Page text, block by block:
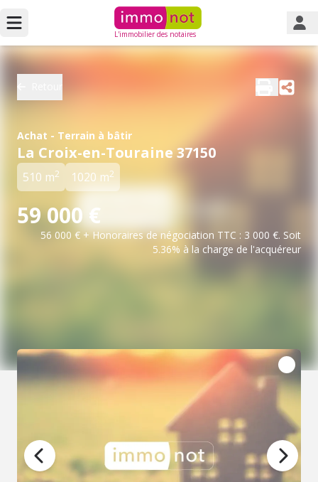
L'immobilier des notaires
Achat - Terrain à bâtir
La Croix-en-Touraine 37150
510 m2 1020 m2
59 000 €
56 000 € + Honoraires de négociation TTC : 3 000 €. Soit
5.36% à la charge de l'acquéreur